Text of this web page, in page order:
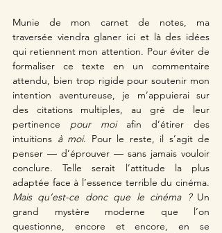
Munie de mon carnet de notes, ma
traversée viendra glaner ici et là des idées
qui retiennent mon attention. Pour éviter de
formaliser ce texte en un commentaire
attendu, bien trop rigide pour soutenir mon
intention aventureuse, je m’appuierai sur
des citations multiples, au gré de leur
pertinence pour moi afin d’étirer des
intuitions à moi. Pour le reste, il s’agit de
penser — d’éprouver — sans jamais vouloir
conclure. Telle serait l’attitude la plus
Mais qu’est-ce donc que le cinéma ? Un
grand mystère moderne que l’on
questionne, encore et encore, en se